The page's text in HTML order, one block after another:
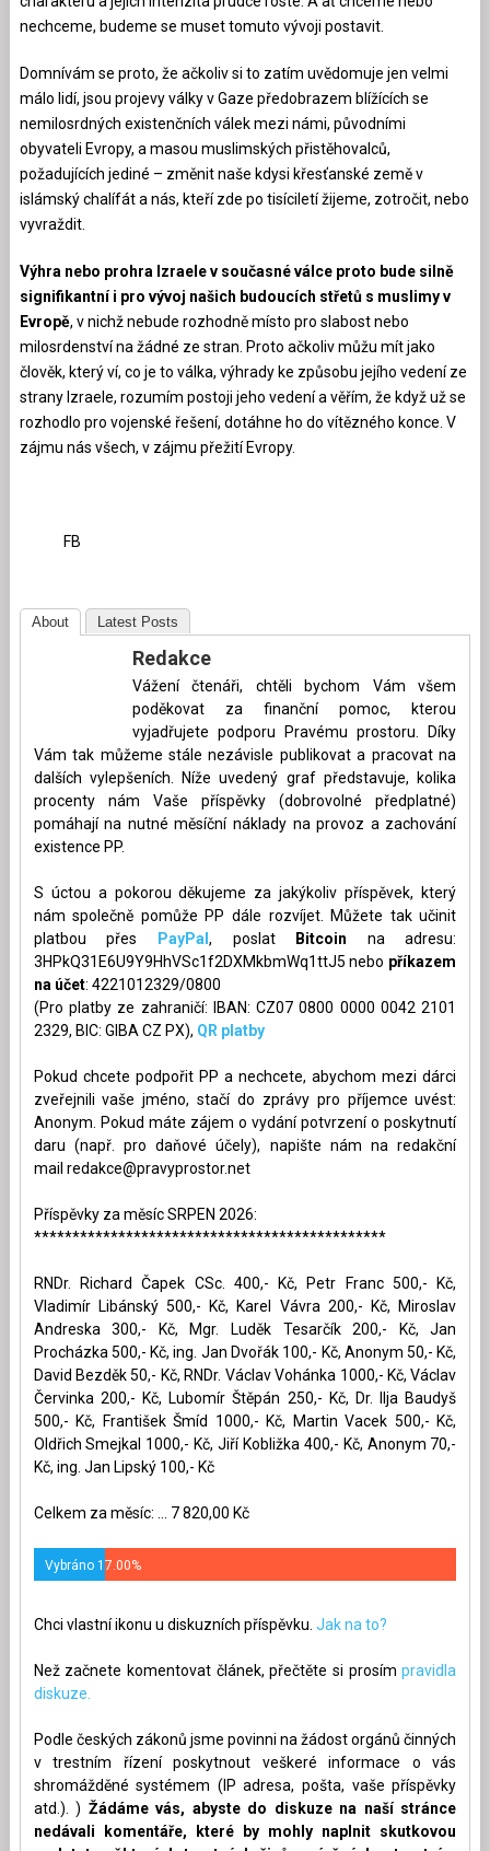
nechceme, budeme se muset tomuto vývoji postavit.
Domnívám se proto, že ačkoliv si to zatím uvědomuje jen velmi
málo lidí, jsou projevy války v Gaze předobrazem blížících se
nemilosrdných existenčních válek mezi námi, původními
obyvateli Evropy, a masou muslimských přistěhovalců,
požadujících jediné – změnit naše kdysi křesťanské země v
islámský chalífát a nás, kteří zde po tisíciletí žijeme, zotročit, nebo
vyvraždit.
Výhra nebo prohra Izraele v současné válce proto bude silně
signifikantní i pro vývoj našich budoucích střetů s muslimy v
Evropě, v nichž nebude rozhodně místo pro slabost nebo
milosrdenství na žádné ze stran. Proto ačkoliv můžu mít jako
člověk, který ví, co je to válka, výhrady ke způsobu jejího vedení ze
strany Izraele, rozumím postoji jeho vedení a věřím, že když už se
rozhodlo pro vojenské řešení, dotáhne ho do vítězného konce. V
zájmu nás všech, v zájmu přežití Evropy.
FB
About Latest Posts
Redakce
Vážení čtenáři, chtěli bychom Vám všem
poděkovat za finanční pomoc, kterou
vyjadřujete podporu Pravému prostoru. Díky
Vám tak můžeme stále nezávisle publikovat a pracovat na
dalších vylepšeních. Níže uvedený graf představuje, kolika
procenty nám Vaše příspěvky (dobrovolné předplatné)
pomáhají na nutné měsíční náklady na provoz a zachování
existence PP.
S úctou a pokorou děkujeme za jakýkoliv příspěvek, který
nám společně pomůže PP dále rozvíjet. Můžete tak učinit
platbou přes
PayPal , poslat Bitcoin na adresu:
3HPkQ31E6U9Y9HhVSc1f2DXMkbmWq1ttJ5 nebo příkazem
na účet: 4221012329/0800
(Pro platby ze zahraničí: IBAN: CZ07 0800 0000 0042 2101
2329, BIC: GIBA CZ PX), QR platby
Pokud chcete podpořit PP a nechcete, abychom mezi dárci
zveřejnili vaše jméno, stačí do zprávy pro příjemce uvést:
Anonym. Pokud máte zájem o vydání potvrzení o poskytnutí
daru (např. pro daňové účely), napište nám na redakční
mail redakce@pravyprostor.net
Příspěvky za měsíc SRPEN 2026:
**********************************************
RNDr. Richard Čapek CSc. 400,- Kč, Petr Franc 500,- Kč,
Vladimír Libánský 500,- Kč, Karel Vávra 200,- Kč, Miroslav
Andreska 300,- Kč, Mgr. Luděk Tesarčík 200,- Kč, Jan
Procházka 500,- Kč, ing. Jan Dvořák 100,- Kč, Anonym 50,- Kč,
David Bezděk 50,- Kč, RNDr. Václav Vohánka 1000,- Kč, Václav
Červinka 200,- Kč, Lubomír Štěpán 250,- Kč, Dr. Ilja Baudyš
500,- Kč, František Šmíd 1000,- Kč, Martin Vacek 500,- Kč,
Oldřich Smejkal 1000,- Kč, Jiří Kobližka 400,- Kč, Anonym 70,-
Kč, ing. Jan Lipský 100,- Kč
Celkem za měsíc: ... 7 820,00 Kč
Vybráno 17.00%
Chci vlastní ikonu u diskuzních příspěvku. Jak na to?
Než začnete komentovat článek, přečtěte si prosímpravidla
diskuze.
Podle českých zákonů jsme povinni na žádost orgánů činných
v trestním řízení poskytnout veškeré informace o vás
shromážděné systémem (IP adresa, pošta, vaše příspěvky
atd.). ) Žádáme vás, abyste do diskuze na naší stránce
nedávali komentáře, které by mohly naplnit skutkovou